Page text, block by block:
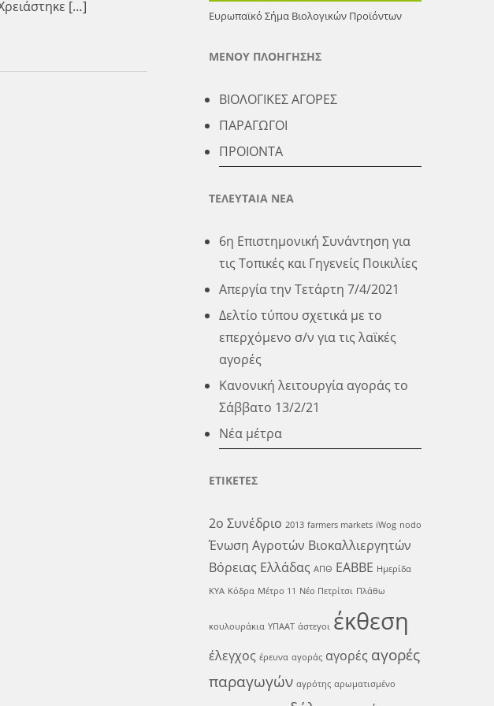
[…]
Ευρωπαϊκό Σήμα Βιολογικών Προϊόντων
ΜΕΝΟΥ ΠΛΟΗΓΗΣΗΣ
ΒΙΟΛΟΓΙΚΕΣ ΑΓΟΡΕΣ
ΠΑΡΑΓΩΓΟΙ
ΠΡΟΙΟΝΤΑ
ΤΕΛΕΥΤΑΙΑ ΝΕΑ
6η Επιστημονική Συνάντηση για
τις Τοπικές και Γηγενείς Ποικιλίες
Απεργία την Τετάρτη 7/4/2021
Δελτίο τύπου σχετικά με το
επερχόμενο σ/ν για τις λαϊκές
αγορές
Κανονική λειτουργία αγοράς το
Σάββατο 13/2/21
Νέα μέτρα
ΕΤΙΚΕΤΕΣ
2ο Συνέδριο 2013 farmers markets iWog nodo
Ένωση Αγροτών Βιοκαλλιεργητών
Βόρειας Ελλάδας ΑΠΘ ΕΑΒΒΕ Ημερίδα
ΚΥΑ Κόδρα Μέτρο 11 Νέο Πετρίτσι Πλάθω
κουλουράκια ΥΠΑΑΤ άστεγοι έκθεση
έλεγχος έρευνα αγοράς αγορές αγορές
παραγωγών αγρότης αρωματισμένο